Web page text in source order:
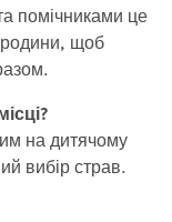
помічниками це
родини, щоб
на дитячому
вибір страв.